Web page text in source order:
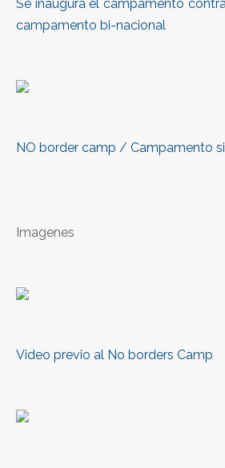
Se inaugura el campamento
campamento bi-nacional
NO border camp / Campamento
Imagenes
Video previo al No borders Camp